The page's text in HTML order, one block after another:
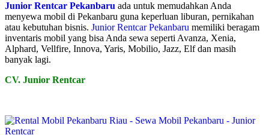
Junior Rentcar Pekanbaru ada untuk memudahkan Anda
menyewa mobil di Pekanbaru guna keperluan liburan, pernikahan
atau kebutuhan bisnis. Junior Rentcar Pekanbaru memiliki beragam
inventaris mobil yang bisa Anda sewa seperti Avanza, Xenia,
Alphard, Vellfire, Innova, Yaris, Mobilio, Jazz, Elf dan masih
banyak lagi.
CV. Junior Rentcar